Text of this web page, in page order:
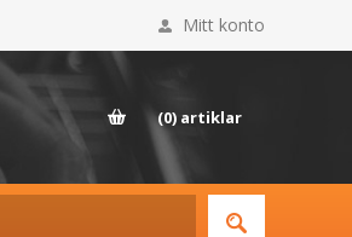
Mitt konto
(0) artiklar